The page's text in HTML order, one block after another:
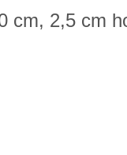
cm, 2,5 cm